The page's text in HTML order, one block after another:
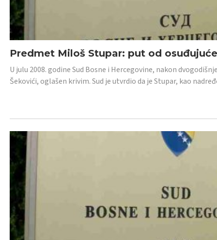
Predmet Miloš Stupar: put od
U julu 2008. godine Sud Bosne i Hercegovine, nakon
Šekovići, oglašen krivim. Sud je utvrdio da je Stupar, kao